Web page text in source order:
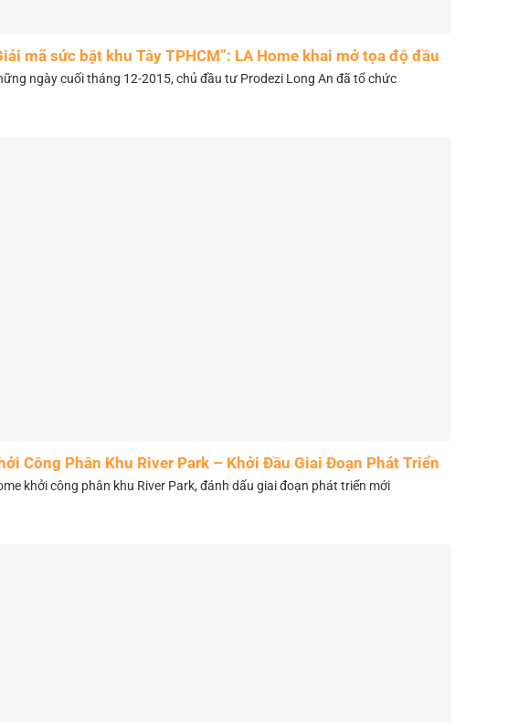
mã sức bật khu Tây TPHCM”: LA Home khai mở tọa độ đầu
tư mới
ngày cuối tháng 12-2015, chủ đầu tư Prodezi Long An đã tổ chức
Công Phân Khu River Park – Khởi Đầu Giai Đoạn Phát Triển
Mới
khởi công phân khu River Park, đánh dấu giai đoạn phát triển mới